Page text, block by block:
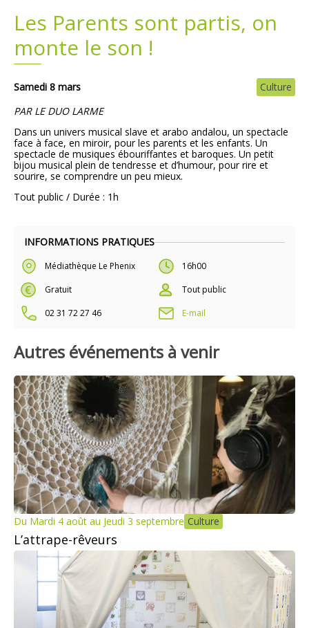
INFORMATIONS PRATIQUES
Médiathèque Le Phenix
16h00
Gratuit
Tout public
02 31 72 27 46
E-mail
Les Parents sont partis, on
monte le son !
Samedi 8 mars
Culture
PAR LE DUO LARME
Dans un univers musical slave et arabo andalou, un spectacle
face à face, en miroir, pour les parents et les enfants. Un
spectacle de musiques ébouriffantes et baroques. Un petit
bijou musical plein de tendresse et d’humour, pour rire et
sourire, se comprendre un peu mieux.
Tout public / Durée : 1h
Autres événements à venir
Du Mardi 4 août au Jeudi 3 septembre Culture
L’attrape-rêveurs
Plans
Demandes légales
Emploi
Marchés publics
Grands projets